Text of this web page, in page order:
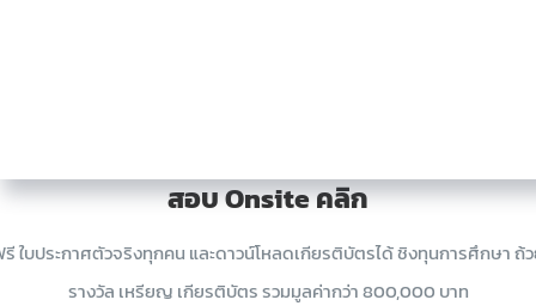
สอบ Onsite คลิก
ใบประกาศตัวจริงทุกคน และดาวน์โหลดเกียรติบัตรได้ ชิงทุนการศึกษา ถ้
รางวัล เหรียญ เกียรติบัตร รวมมูลค่ากว่า 800,000 บาท